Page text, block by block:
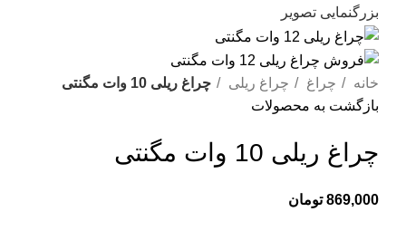
بزرگنمایی تصویر
خانه چراغ چراغ ریلی
چراغ ریلی 10 وات مگنتی
بازگشت به محصولات
چراغ ریلی 10 وات مگنتی
869,000 تومان